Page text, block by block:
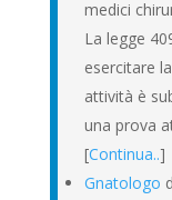
medici
La legge
esercitare
attività è
una prova
[Continua..]
Gnatologo